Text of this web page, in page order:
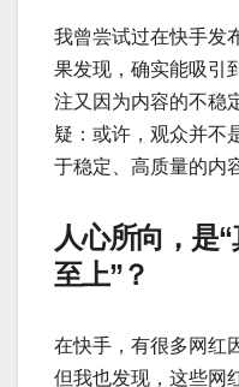
我曾尝试过在快手发
果发现，确实能吸引
注又因为内容的不稳
疑：或许，观众并不
于稳定、高质量的内
人心所向，是
至上”？
在快手，有很多网红
但我也发现，这些网